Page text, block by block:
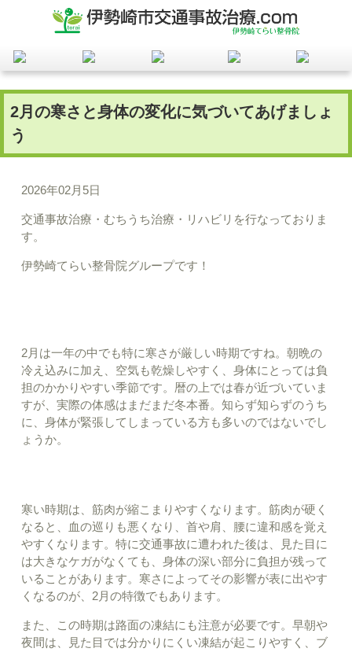
2月の寒さと身体の変化に気づいてあげましょ
う
2026年02月5日
交通事故治療・むちうち治療・リハビリを行なっておりま
す。
伊勢崎てらい整骨院グループです！
2月は一年の中でも特に寒さが厳しい時期ですね。朝晩の
冷え込みに加え、空気も乾燥しやすく、身体にとっては負
担のかかりやすい季節です。暦の上では春が近づいていま
すが、実際の体感はまだまだ冬本番。知らず知らずのうち
に、身体が緊張してしまっている方も多いのではないでし
ょうか。
寒い時期は、筋肉が縮こまりやすくなります。筋肉が硬く
なると、血の巡りも悪くなり、首や肩、腰に違和感を覚え
やすくなります。特に交通事故に遭われた後は、見た目に
は大きなケガがなくても、身体の深い部分に負担が残って
いることがあります。寒さによってその影響が表に出やす
くなるのが、2月の特徴でもあります。
また、この時期は路面の凍結にも注意が必要です。早朝や
夜間は、見た目では分かりにくい凍結が起こりやすく、ブ